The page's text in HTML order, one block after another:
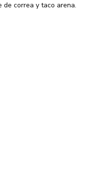
de correa y taco arena.